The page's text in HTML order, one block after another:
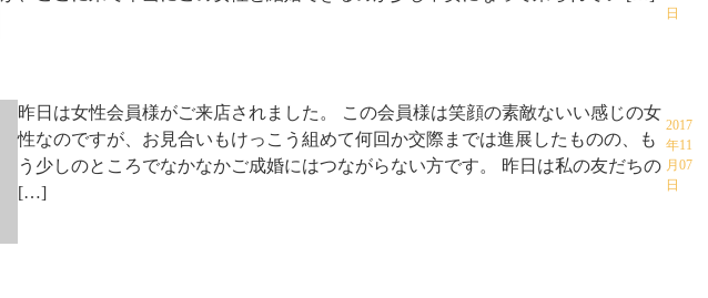
日
昨日は女性会員様がご来店されました。 この会員様は笑顔の素敵ないい感じの女
性なのですが、お見合いもけっこう組めて何回か交際までは進展したものの、も
う少しのところでなかなかご成婚にはつながらない方です。 昨日は私の友だちの
[…]
2017
年11
月07
日